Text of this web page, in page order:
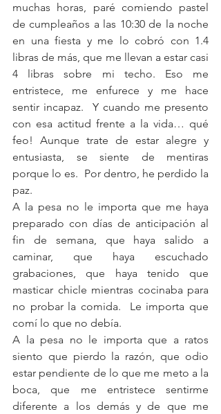
muchas horas, paré comiendo pastel
de cumpleaños a las 10:30 de la noche
en una fiesta y me lo cobró con 1.4
libras de más, que me llevan a estar casi
4 libras sobre mi techo. Eso me
entristece, me enfurece y me hace
sentir incapaz.  Y cuando me presento
con esa actitud frente a la vida… qué
feo! Aunque trate de estar alegre y
entusiasta, se siente de mentiras
porque lo es.  Por dentro, he perdido la
paz.
A la pesa no le importa que me haya
preparado con días de anticipación al
fin de semana, que haya salido a
caminar, que haya escuchado
grabaciones, que haya tenido que
masticar chicle mientras cocinaba para
no probar la comida.  Le importa que
comí lo que no debía.
A la pesa no le importa que a ratos
siento que pierdo la razón, que odio
estar pendiente de lo que me meto a la
boca, que me entristece sentirme
diferente a los demás y de que me